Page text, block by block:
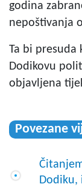
godina
nepoštivanja
Ta bi presuda
Dodikovu
objavljena
Povezane
Dodiku,